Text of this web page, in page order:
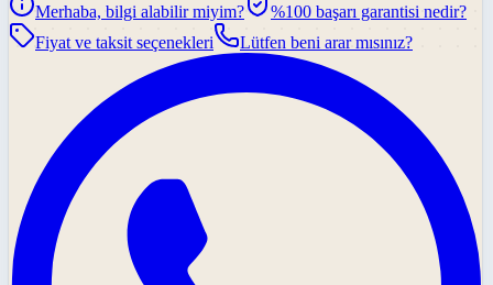
Merhaba, bilgi alabilir miyim?
%100 başarı garantisi nedir?
Fiyat ve taksit seçenekleri
Lütfen beni arar mısınız?